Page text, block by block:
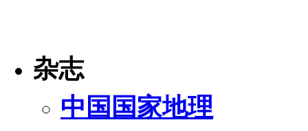
杂志
中国国家地理